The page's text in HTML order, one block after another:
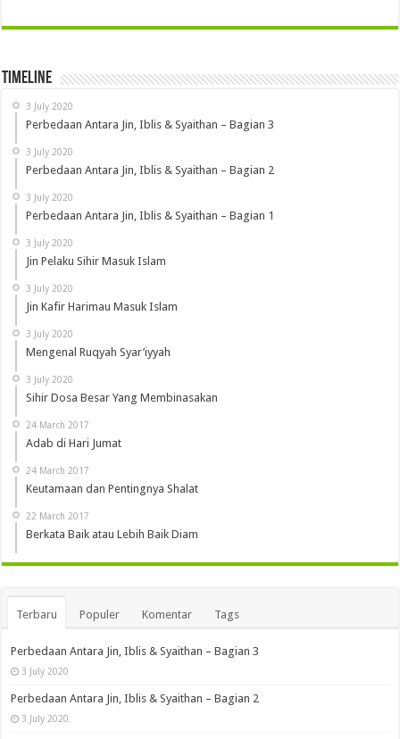
Timeline
3 July 2020
Perbedaan Antara Jin, Iblis & Syaithan – Bagian 3
3 July 2020
Perbedaan Antara Jin, Iblis & Syaithan – Bagian 2
3 July 2020
Perbedaan Antara Jin, Iblis & Syaithan – Bagian 1
3 July 2020
Jin Pelaku Sihir Masuk Islam
3 July 2020
Jin Kafir Harimau Masuk Islam
3 July 2020
Mengenal Ruqyah Syar’iyyah
3 July 2020
Sihir Dosa Besar Yang Membinasakan
24 March 2017
Adab di Hari Jumat
24 March 2017
Keutamaan dan Pentingnya Shalat
22 March 2017
Berkata Baik atau Lebih Baik Diam
Terbaru Populer Komentar Tags
Perbedaan Antara Jin, Iblis & Syaithan – Bagian 3
3 July 2020
Perbedaan Antara Jin, Iblis & Syaithan – Bagian 2
3 July 2020